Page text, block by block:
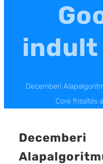
indult
Decemberi
Core frissítés
Decemberi